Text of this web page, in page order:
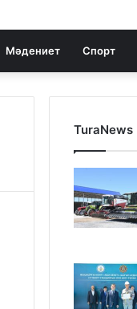
Мәдениет Спорт
TuraNews